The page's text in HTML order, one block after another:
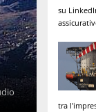
su
tra